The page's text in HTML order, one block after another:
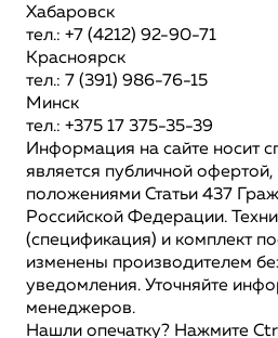
Хабаровск
тел.: +7 (4212) 92-90-71
Красноярск
тел.: 7 (391) 986-76-15
Минск
тел.: +375 17 375-35-39
Информация на сайте носит
является публичной
положениями Статьи 437
Российской Федерации.
(спецификация) и комплект
изменены производителем
уведомления. Уточняйте
менеджеров.
Нашли опечатку? Нажмите